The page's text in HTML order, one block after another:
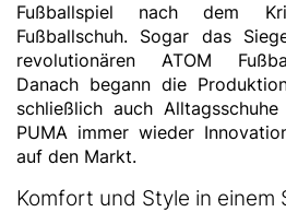
Fußballspiel nach dem
Fußballschuh. Sogar das
revolutionären ATOM
Danach begann die
schließlich auch
PUMA immer wieder
auf den Markt.
Komfort und Style in einem